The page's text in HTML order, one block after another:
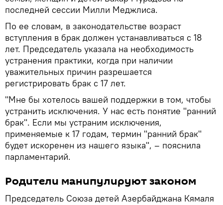
последней сессии Милли Меджлиса.
По ее словам, в законодательстве возраст
вступления в брак должен устанавливаться с 18
лет. Председатель указала на необходимость
устранения практики, когда при наличии
уважительных причин разрешается
регистрировать брак с 17 лет.
"Мне бы хотелось вашей поддержки в том, чтобы
устранить исключения. У нас есть понятие "ранний
брак". Если мы устраним исключения,
применяемые к 17 годам, термин "ранний брак"
будет искоренен из нашего языка", – пояснила
парламентарий.
Родители манипулируют законом
Председатель Союза детей Азербайджана Кямаля